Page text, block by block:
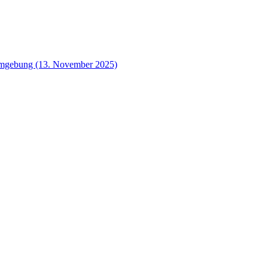
(13. November 2025)